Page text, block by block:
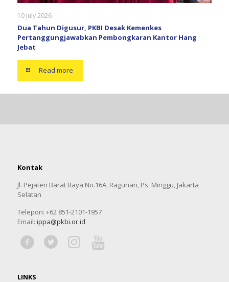
10 July 2026
Dua Tahun Digusur, PKBI Desak Kemenkes
Pertanggungjawabkan Pembongkaran Kantor Hang
Jebat
Read more
Kontak
Jl. Pejaten Barat Raya No.16A, Ragunan, Ps. Minggu, Jakarta
Selatan
Telepon: +62 851-2101-1957
Email: ippa@pkbi.or.id
LINKS